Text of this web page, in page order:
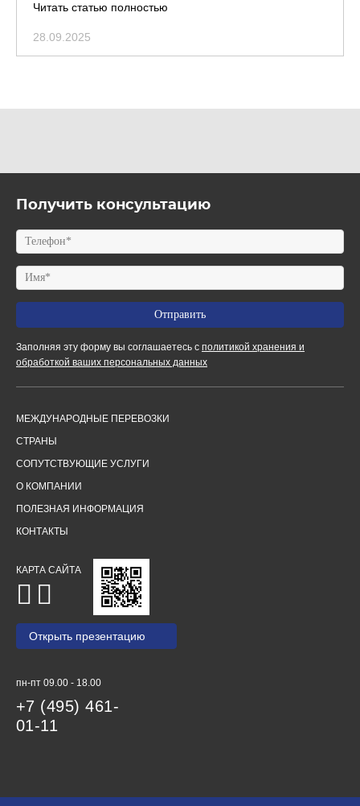
Читать статью полностью
28.09.2025
Получить консультацию
Заполняя эту форму вы соглашаетесь с политикой хранения и
обработкой ваших персональных данных
МЕЖДУНАРОДНЫЕ ПЕРЕВОЗКИ
СТРАНЫ
СОПУТСТВУЮЩИЕ УСЛУГИ
О КОМПАНИИ
ПОЛЕЗНАЯ ИНФОРМАЦИЯ
КОНТАКТЫ
КАРТА САЙТА
Открыть презентацию
пн-пт 09.00 - 18.00
+7 (495) 461-
01-11